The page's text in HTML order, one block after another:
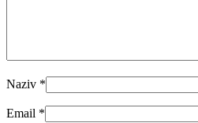
Naziv *
Email *